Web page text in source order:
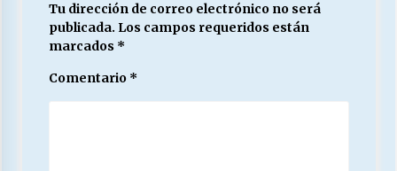
Tu dirección de correo electrónico no será
publicada. Los campos requeridos están
marcados *
Comentario *